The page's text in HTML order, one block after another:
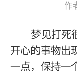
作
梦见打死
开心的事物出
一点，保持一